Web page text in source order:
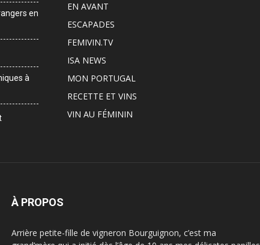
en
à
EN AVANT
ESCAPADES
FEMIVIN.TV
ISA NEWS
MON PORTUGAL
RECETTE ET VINS
VIN AU FÉMININ
À PROPOS
Arrière petite-fille de vigneron Bourguignon, c’est ma